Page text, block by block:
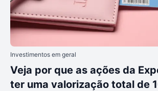
Investimentos em geral
Veja por que as ações da
ter uma valorização total de